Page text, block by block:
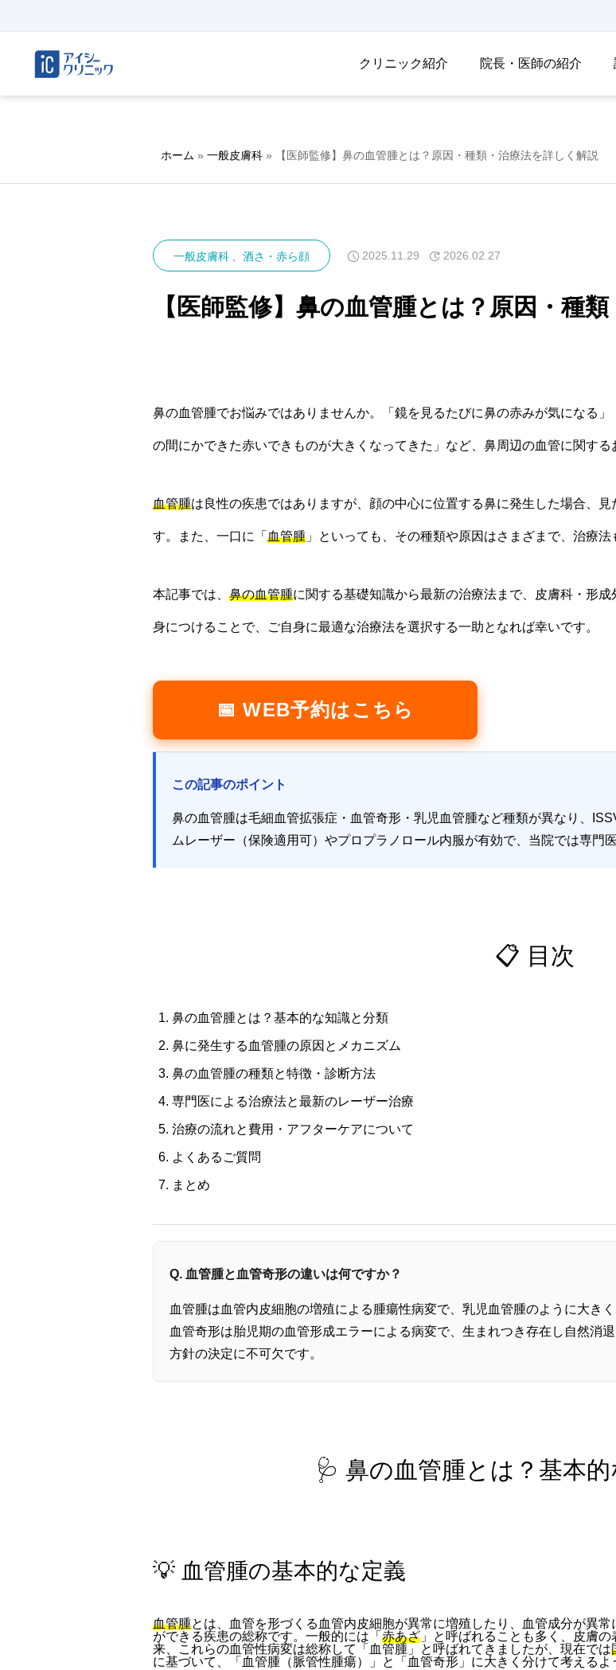
クリニック紹介 院長・医師の紹介
ホーム » 一般皮膚科 » 【医師監修】鼻の血管腫とは？原因・種類・治療法を詳しく解説
一般皮膚科 酒さ・赤ら顔 2025.11.29 2026.02.27
【医師監修】鼻の血管腫とは？原因・種
鼻の血管腫でお悩みではありませんか。「鏡を見るたびに鼻の赤みが気になる
の間にかできた赤いできものが大きくなってきた」など、鼻周辺の血管に関する
血管腫は良性の疾患ではありますが、顔の中心に位置する鼻に発生した場合、
す。また、一口に「 血管腫 」といっても、その種類や原因はさまざまで、治療法
本記事では、 鼻の血管腫に関する基礎知識から最新の治療法まで、皮膚科・形
身につけることで、ご自身に最適な治療法を選択する一助となれば幸いです。
📅 WEB予約はこちら
この記事のポイント
鼻の血管腫は毛細血管拡張症・血管奇形・乳児血管腫など種類が異なり、
ムレーザー（保険適用可）やプロプラノロール内服が有効で、当院では専門
📋 目次
鼻の血管腫とは？基本的な知識と分類
鼻に発生する血管腫の原因とメカニズム
鼻の血管腫の種類と特徴・診断方法
専門医による治療法と最新のレーザー治療
治療の流れと費用・アフターケアについて
よくあるご質問
まとめ
Q. 血管腫と血管奇形の違いは何ですか？
血管腫は血管内皮細胞の増殖による腫瘍性病変で、乳児血管腫のように大き
血管奇形は胎児期の血管形成エラーによる病変で、生まれつき存在し自然消
方針の決定に不可欠です。
🩺 鼻の血管腫とは？基本
💡 血管腫の基本的な定義
血管腫とは、血管を形づくる血管内皮細胞が異常に増殖したり、血管成分が異
ができる疾患の総称です。一般的には「 赤あざ 」と呼ばれることも多く、皮膚
来、これらの血管性病変は総称して「血管腫」と呼ばれてきましたが、現在では
に基づいて、「血管腫（脈管性腫瘍）」と「血管奇形」に大きく分けて考えるよ